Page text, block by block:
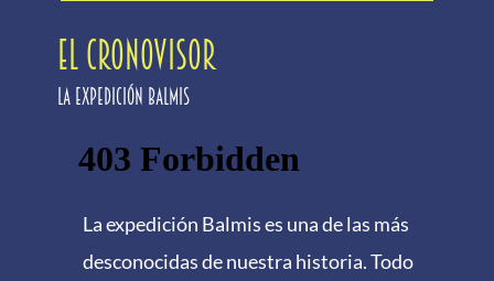
EL CRONOVISOR
La expedición Balmis
La expedición Balmis es una de las más
desconocidas de nuestra historia. Todo